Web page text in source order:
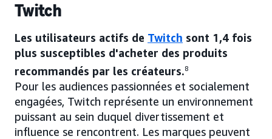
Twitch
Les utilisateurs actifs de Twitch sont 1,4 fois
plus susceptibles d'acheter des produits
recommandés par les créateurs.8
Pour les audiences passionnées et socialement
engagées, Twitch représente un environnement
puissant au sein duquel divertissement et
influence se rencontrent. Les marques peuvent